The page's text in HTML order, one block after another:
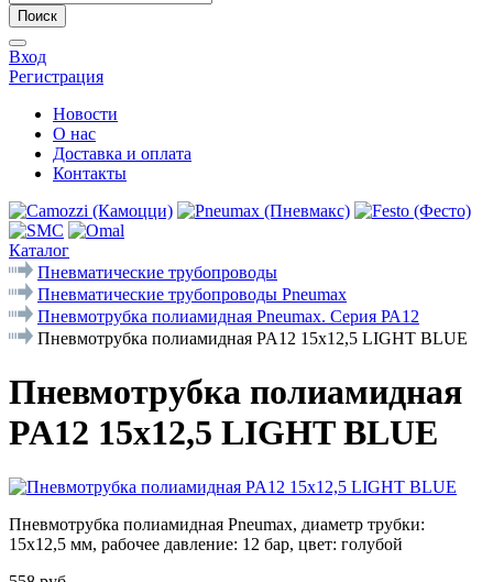
Поиск
Вход
Регистрация
Новости
О нас
Доставка и оплата
Контакты
Каталог
Пневматические трубопроводы
Пневматические трубопроводы Pneumax
Пневмотрубка полиамидная Pneumax. Серия РА12
Пневмотрубка полиамидная PA12 15x12,5 LIGHT BLUE
Пневмотрубка полиамидная
PA12 15x12,5 LIGHT BLUE
Пневмотрубка полиамидная Pneumax, диаметр трубки:
15x12,5 мм, рабочее давление: 12 бар, цвет: голубой